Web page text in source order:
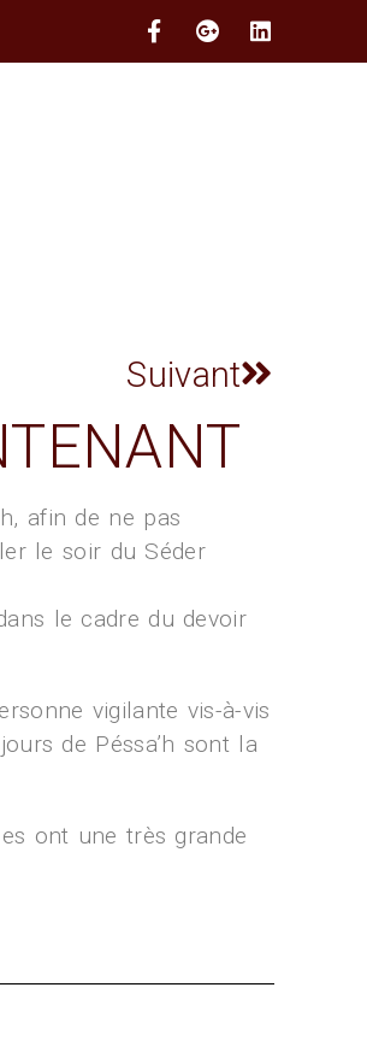
Suivant
afin de ne pas
le soir du Séder
le cadre du devoir
vigilante vis-à-vis
de Péssa’h sont la
ont une très grande